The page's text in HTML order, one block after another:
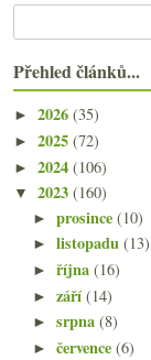
Přehled článků...
► 2026 (35)
► 2025 (72)
► 2024 (106)
▼ 2023 (160)
►prosince(10)
►listopadu(13)
►října(16)
►září(14)
►srpna(8)
►července(6)